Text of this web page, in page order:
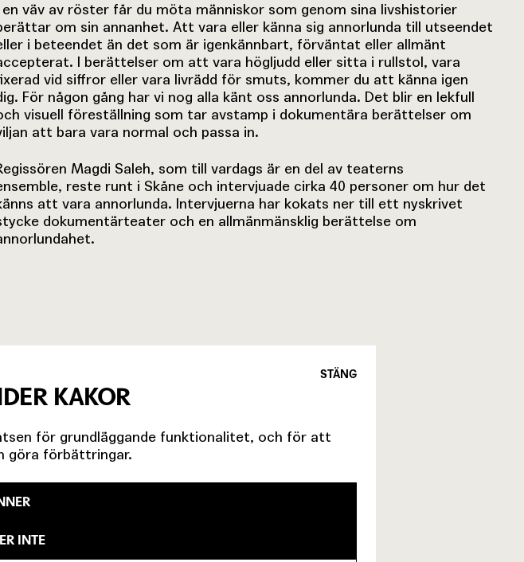
en väv av röster får du möta människor som genom sina livshistorier
om sin annanhet. Att vara eller känna sig annorlunda till utseendet
i beteendet än det som är igenkännbart, förväntat eller allmänt
I berättelser om att vara högljudd eller sitta i rullstol, vara
vid siffror eller vara livrädd för smuts, kommer du att känna igen
För någon gång har vi nog alla känt oss annorlunda. Det blir en lekfull
visuell föreställning som tar avstamp i dokumentära berättelser om
att bara vara normal och passa in.
Magdi Saleh, som till vardags är en del av teaterns
reste runt i Skåne och intervjuade cirka 40 personer om hur det
att vara annorlunda. Intervjuerna har kokats ner till ett nyskrivet
dokumentärteater och en allmänmänsklig berättelse om
STÄNG
KAKOR
för grundläggande funktionalitet, och för att
göra förbättringar.
INTE